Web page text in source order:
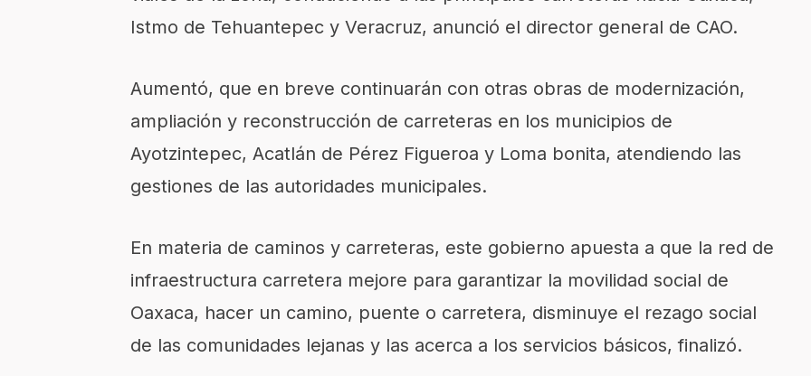
Istmo de Tehuantepec y Veracruz, anunció el director general de CAO.
Aumentó, que en breve continuarán con otras obras de modernización,
ampliación y reconstrucción de carreteras en los municipios de
Ayotzintepec, Acatlán de Pérez Figueroa y Loma bonita, atendiendo las
gestiones de las autoridades municipales.
En materia de caminos y carreteras, este gobierno apuesta a que la red de
infraestructura carretera mejore para garantizar la movilidad social de
Oaxaca, hacer un camino, puente o carretera, disminuye el rezago social
de las comunidades lejanas y las acerca a los servicios básicos, finalizó.